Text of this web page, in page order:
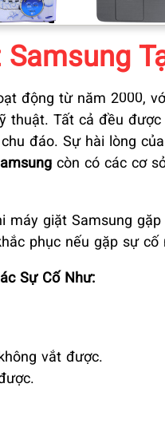
động từ năm 2000,
Tất cả đều
đáo. Sự hài lòng
còn có các cơ
giặt Samsung
phục nếu gặp sự cố
Sự Cố Như:
vắt được.